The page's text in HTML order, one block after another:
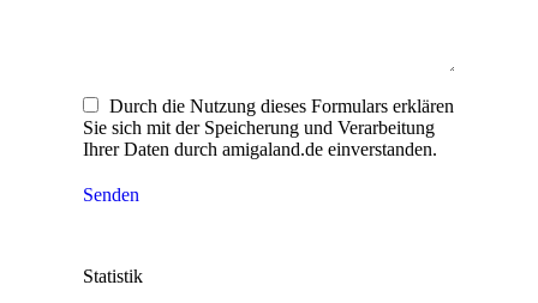
Durch die Nutzung dieses Formulars erklären
Sie sich mit der Speicherung und Verarbeitung
Ihrer Daten durch amigaland.de einverstanden.
Senden
Statistik